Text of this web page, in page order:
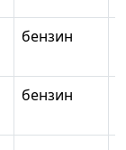
бензин
бензин